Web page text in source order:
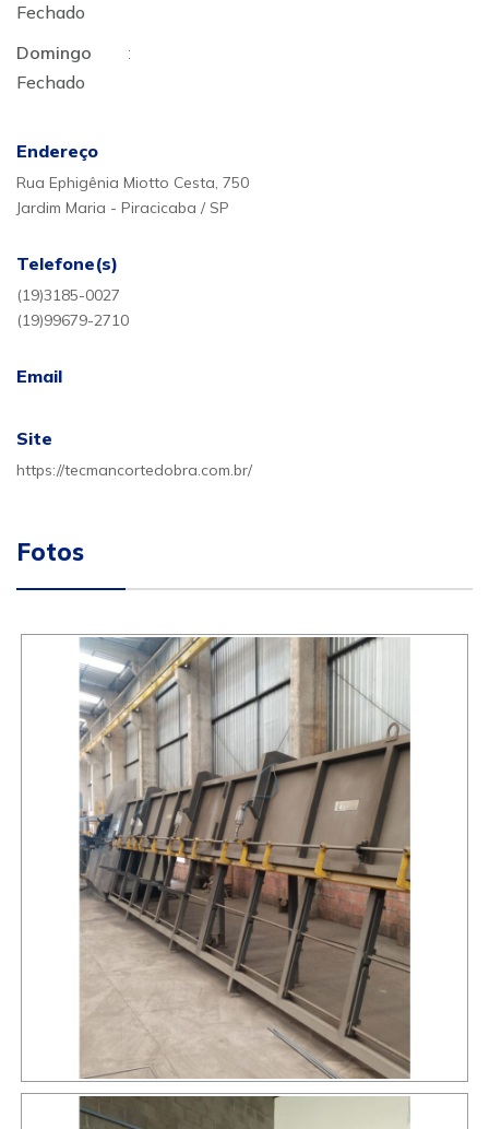
Fechado
Domingo
:
Fechado
Endereço
Rua Ephigênia Miotto Cesta, 750
Jardim Maria - Piracicaba / SP
Telefone(s)
(19)3185-0027
(19)99679-2710
Email
Site
https://tecmancortedobra.com.br/
Fotos